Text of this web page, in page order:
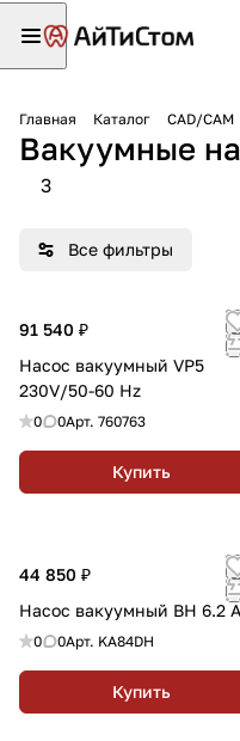
Главная Каталог CAD/CAM
Вакуумные
3
Все фильтры
91 540 ₽
Насос вакуумный VP5
230V/50-60 Hz
0 0Арт. 760763
Купить
44 850 ₽
Насос вакуумный ВН 6.2
0 0Арт. KA84DH
Купить